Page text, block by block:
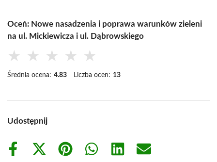
Oceń: Nowe nasadzenia i poprawa warunków zieleni
na ul. Mickiewicza i ul. Dąbrowskiego
★ ★ ★ ★ ★
Średnia ocena: 4.83 Liczba ocen: 13
Udostępnij
Share
Share
Share
Share
Share
Share